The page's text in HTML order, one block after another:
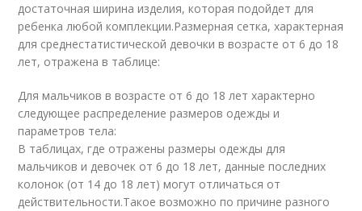
достаточная ширина изделия, которая подойдет для
ребенка любой комплекции.Размерная сетка, характерная
для среднестатистической девочки в возрасте от 6 до 18
лет, отражена в таблице:
Для мальчиков в возрасте от 6 до 18 лет характерно
следующее распределение размеров одежды и
параметров тела:
В таблицах, где отражены размеры одежды для
мальчиков и девочек от 6 до 18 лет, данные последних
колонок (от 14 до 18 лет) могут отличаться от
действительности.Такое возможно по причине разного